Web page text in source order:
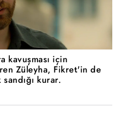
kavuşması için
Züleyha, Fikret'in de
kurar.